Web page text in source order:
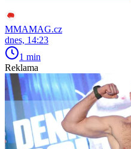
MMAMAG.cz
dnes, 14:23
1 min
Reklama